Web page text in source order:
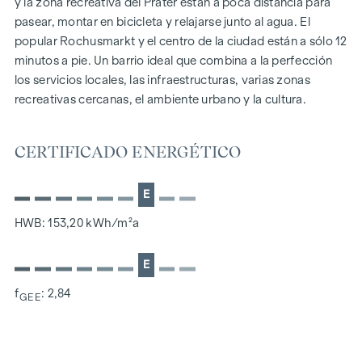
La gran ventaja: ambas áreas pueden combinarse
funcionalmente entre sí, pero siguen siendo completamente
flexibles en su uso gracias a su accesibilidad separada
(también por el lado de la calle) - ideal para empresas que
quieren combinar eficientemente front-end y back-end,
Conceptos de utilización posibles:
- estudio y sala de exposiciones con espacio de
- estudio de diseño con almacenamiento de material
pasear, montar en bicicleta y relajarse junto al agua. El
popular Rochusmarkt y el centro de la ciudad están a sólo 12
minutos a pie. Un barrio ideal que combina a la perfección
los servicios locales, las infraestructuras, varias zonas
recreativas cercanas, el ambiente urbano y la cultura.
CERTIFICADO ENERGÉTICO
E
HWB: 153,20 kWh/m²a
E
fGEE: 2,84